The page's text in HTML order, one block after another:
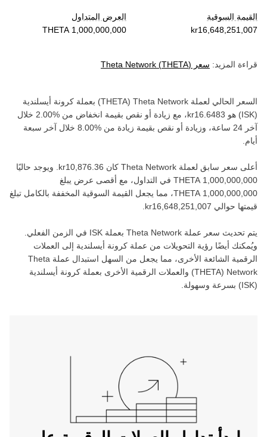
القيمة السوقية
العرض المتداول
قراءة المزيد: سعر Theta Network (THETA)
السعر الحالي لعملة ‏ Theta Network
(‏
THETA) بعملة ‏ كرونة أيسلندية
(‏
ISK) هو ‏ ، مع زيادة أو نقص بقيمة ‏ انخفاض من ‏
خلال
آخر 24 ساعة، وزيادة أو نقص بقيمة ‏
زيادة من ‏
خلال آخر سبعة
أيام.
أعلى سعر سابق لعملة ‏ Theta Network كان ‏
. ويوجد حاليًا
في التداول، مع أقصى عرض يبلغ
، مما يجعل القيمة السوقية المخففة بالكامل تبلغ
قيمتها حوالي ‏
يتم تحديث سعر عملة ‏ Theta Network بعملة ‏ ISK في الزمن الفعلي.
ويُمكنك أيضًا رؤية التحويلات من عملة ‏ كرونة أيسلندية إلى العملات
الرقمية الشائعة الأخرى، مما يجعل من السهل استبدال عملة ‏ Theta
Network
(‏
THETA) والعملات الرقمية الأخرى بعملة ‏ كرونة أيسلندية
(‏
ISK) بسرعة وسهولة.